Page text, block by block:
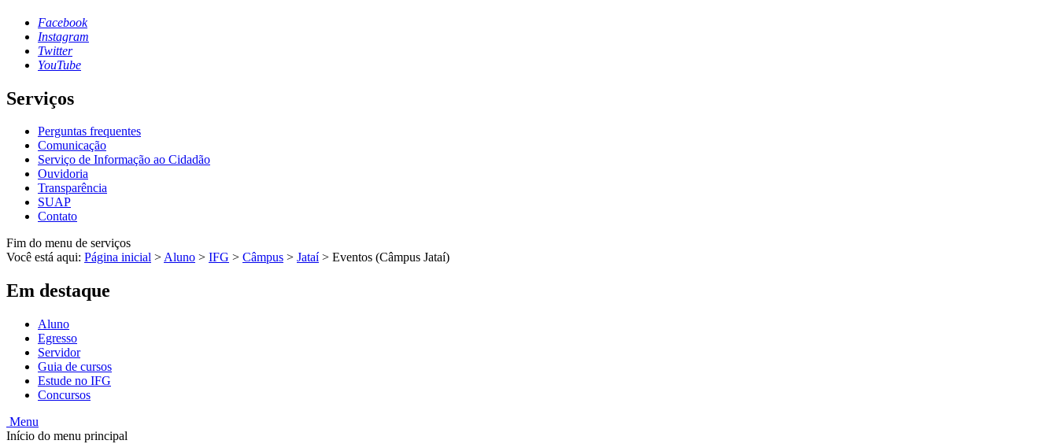
Facebook
Instagram
Twitter
YouTube
Serviços
Perguntas frequentes
Comunicação
Serviço de Informação ao Cidadão
Ouvidoria
Transparência
SUAP
Contato
Fim do menu de serviços
Você está aqui: Página inicial >Aluno > IFG > Câmpus > Jataí > Eventos (Câmpus Jataí)
Em destaque
Aluno
Egresso
Servidor
Guia de cursos
Estude no IFG
Concursos
Menu
Início do menu principal